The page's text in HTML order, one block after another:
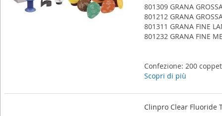
801309 GRANA
801212 GRANA
801311 GRANA FINE
801232 GRANA FINE
Confezione: 200
Scopri di più
Clinpro Clear Fluoride